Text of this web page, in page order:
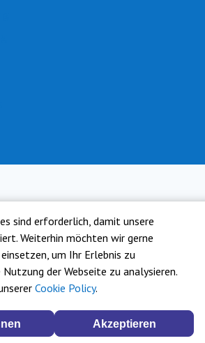
sind erforderlich, damit unsere
Weiterhin möchten wir gerne
um Ihr Erlebnis zu
Nutzung der Webseite zu analysieren.
Cookie Policy.
Akzeptieren